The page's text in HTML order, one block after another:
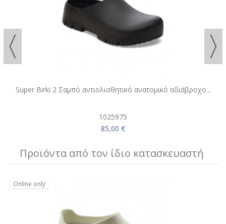
Super Birki 2 Σαμπό αντιολισθητικό ανατομικό αδιάβροχο...
1025975
85,00 €
Προϊόντα από τον ίδιο κατασκευαστή
Online only